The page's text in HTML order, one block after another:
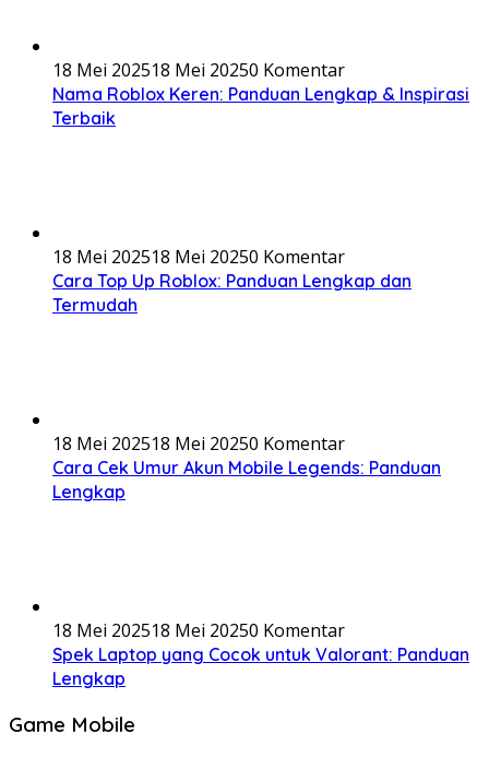
18 Mei 202518 Mei 20250 Komentar
Nama Roblox Keren: Panduan Lengkap & Inspirasi
Terbaik
18 Mei 202518 Mei 20250 Komentar
Cara Top Up Roblox: Panduan Lengkap dan
Termudah
18 Mei 202518 Mei 20250 Komentar
Cara Cek Umur Akun Mobile Legends: Panduan
Lengkap
18 Mei 202518 Mei 20250 Komentar
Spek Laptop yang Cocok untuk Valorant: Panduan
Lengkap
Game Mobile